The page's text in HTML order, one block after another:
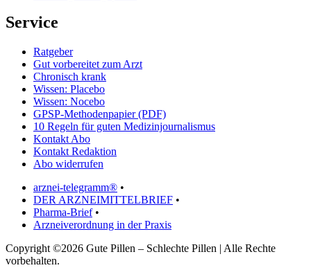
Service
Ratgeber
Gut vorbereitet zum Arzt
Chronisch krank
Wissen: Placebo
Wissen: Nocebo
GPSP-Methodenpapier (PDF)
10 Regeln für guten Medizinjournalismus
Kontakt Abo
Kontakt Redaktion
Abo widerrufen
arznei-telegramm® •
DER ARZNEIMITTELBRIEF •
Pharma-Brief•
Arzneiverordnung in der Praxis
Copyright ©2026 Gute Pillen – Schlechte Pillen | Alle Rechte
vorbehalten.